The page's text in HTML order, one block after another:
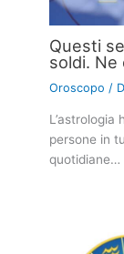
Questi
soldi. Ne
Oroscopo /
persone in
quotidiane…